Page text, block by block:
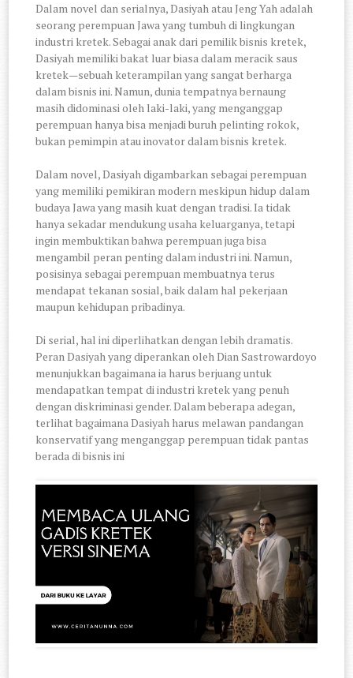
Dalam novel dan serialnya, Dasiyah atau Jeng Yah adalah
seorang perempuan Jawa yang tumbuh di lingkungan
industri kretek. Sebagai anak dari pemilik bisnis kretek,
Dasiyah memiliki bakat luar biasa dalam meracik saus
kretek—sebuah keterampilan yang sangat berharga
dalam bisnis ini. Namun, dunia tempatnya bernaung
masih didominasi oleh laki-laki, yang menganggap
perempuan hanya bisa menjadi buruh pelinting rokok,
bukan pemimpin atau inovator dalam bisnis kretek.
Dalam novel, Dasiyah digambarkan sebagai perempuan
yang memiliki pemikiran modern meskipun hidup dalam
budaya Jawa yang masih kuat dengan tradisi. Ia tidak
hanya sekadar mendukung usaha keluarganya, tetapi
ingin membuktikan bahwa perempuan juga bisa
mengambil peran penting dalam industri ini. Namun,
posisinya sebagai perempuan membuatnya terus
mendapat tekanan sosial, baik dalam hal pekerjaan
maupun kehidupan pribadinya.
Di serial, hal ini diperlihatkan dengan lebih dramatis.
Peran Dasiyah yang diperankan oleh Dian Sastrowardoyo
menunjukkan bagaimana ia harus berjuang untuk
mendapatkan tempat di industri kretek yang penuh
dengan diskriminasi gender. Dalam beberapa adegan,
terlihat bagaimana Dasiyah harus melawan pandangan
konservatif yang menganggap perempuan tidak pantas
berada di bisnis ini